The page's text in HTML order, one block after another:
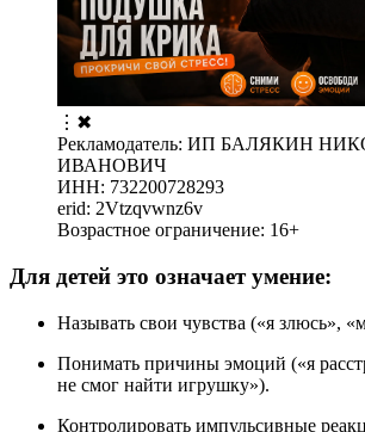
⋮ ✖
Рекламодатель: ИП БАЛЯКИН
ИВАНОВИЧ
ИНН: 732200728293
erid: 2Vtzqvwnz6v
Возрастное ограничение: 16+
Для детей это означает умение:
Называть свои чувства («я злюсь»,
Понимать причины эмоций («я
не смог найти игрушку»).
Контролировать импульсивные